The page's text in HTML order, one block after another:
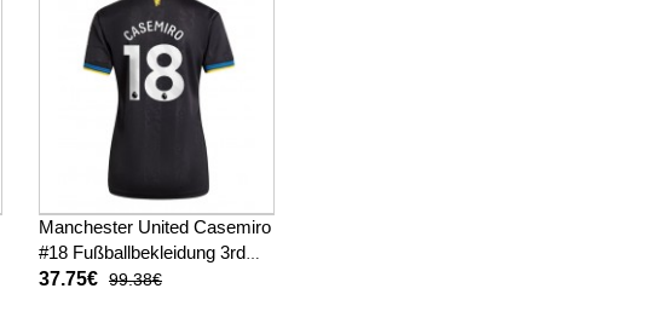
Manchester United Casemiro
#18 Fußballbekleidung 3rd
trikot Damen 2025-26
37.75€ 99.38€